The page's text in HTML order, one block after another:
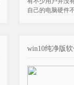
自己的电脑硬件
win10纯净版